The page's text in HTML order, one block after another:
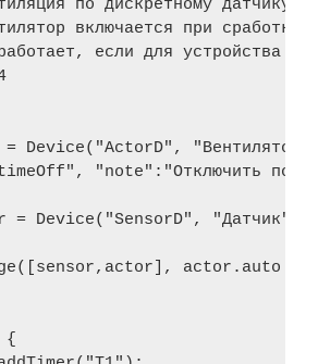
по дискретному датчику
включается при
если для устройства
Device("ActorD",
"note":"Отключить
= Device("SensorD",
{